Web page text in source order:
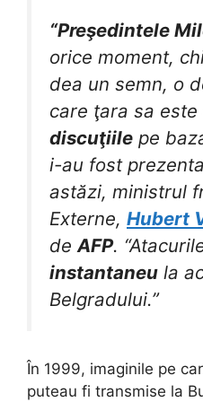
“Preşedintele
orice moment,
dea un semn, o
care ţara sa este
discuţiile pe
i-au fost
astăzi, ministrul
Externe, Hubert
de AFP.
instantaneu la
Belgradului.”
În 1999, imaginile pe
puteau fi transmise la